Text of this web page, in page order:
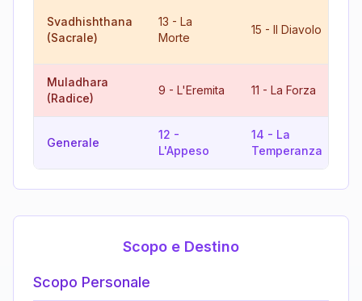
Svadhishthana
(Sacrale)
13 - La
Morte
15 - Il Diavolo
Muladhara
(Radice)
9 - L'Eremita 11 - La Forza
Generale
12 -
L'Appeso
14 - La
Temperanza
Scopo e Destino
Scopo Personale